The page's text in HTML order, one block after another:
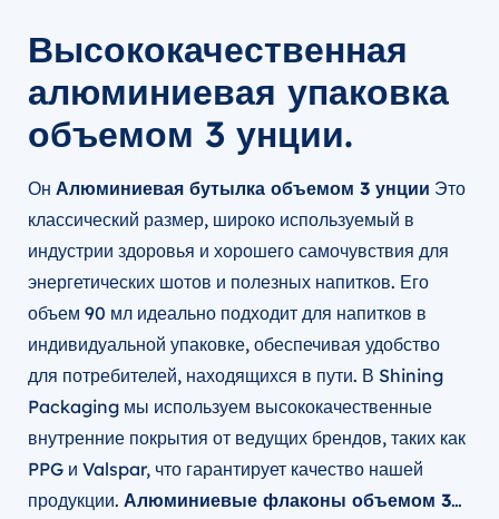
Высококачественная
алюминиевая упаковка
объемом 3 унции.
Он Алюминиевая бутылка объемом 3 унции Это
классический размер, широко используемый в
индустрии здоровья и хорошего самочувствия для
энергетических шотов и полезных напитков. Его
объем 90 мл идеально подходит для напитков в
индивидуальной упаковке, обеспечивая удобство
для потребителей, находящихся в пути. В Shining
Packaging мы используем высококачественные
внутренние покрытия от ведущих брендов, таких как
PPG и Valspar, что гарантирует качество нашей
продукции. Алюминиевые флаконы объемом 3